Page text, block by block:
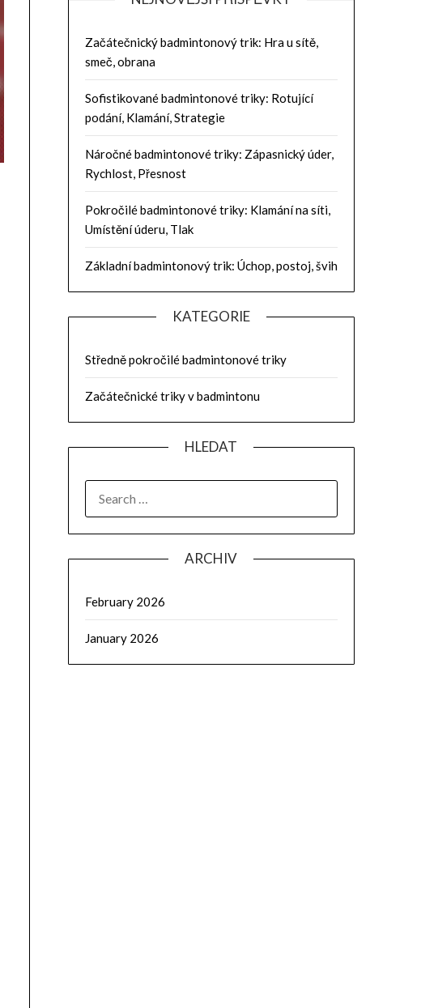
Začátečnický badmintonový trik: Hra u sítě,
smeč, obrana
Sofistikované badmintonové triky: Rotující
podání, Klamání, Strategie
Náročné badmintonové triky: Zápasnický úder,
Rychlost, Přesnost
Pokročilé badmintonové triky: Klamání na síti,
Umístění úderu, Tlak
Základní badmintonový trik: Úchop, postoj, švih
KATEGORIE
Středně pokročilé badmintonové triky
Začátečnické triky v badmintonu
HLEDAT
FOR:
ARCHIV
February 2026
January 2026